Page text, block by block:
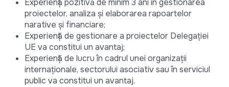
Experiență pozitivă de minim 3 ani în gestionarea
proiectelor, analiza și elaborarea rapoartelor
narative și financiare;
Experiență de gestionare a proiectelor Delegației
UE va constitui un avantaj;
Experiență de lucru în cadrul unei organizații
internaționale, sectorului asociativ sau în serviciul
public va constitui un avantaj.